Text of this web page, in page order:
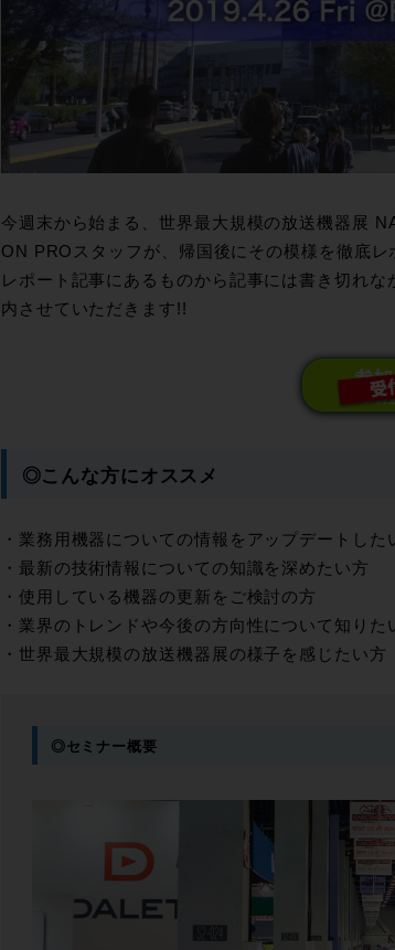
今週末から始まる、世界最大規模の放送機器展
ON PROスタッフが、帰国後にその模様を徹底
レポート記事にあるものから記事には書き切れ
内させていただきます!!
◎こんな方にオススメ
・業務用機器についての情報をアップデートした
・最新の技術情報についての知識を深めたい方
・使用している機器の更新をご検討の方
・業界のトレンドや今後の方向性について知りた
・世界最大規模の放送機器展の様子を感じたい方
◎セミナー概要